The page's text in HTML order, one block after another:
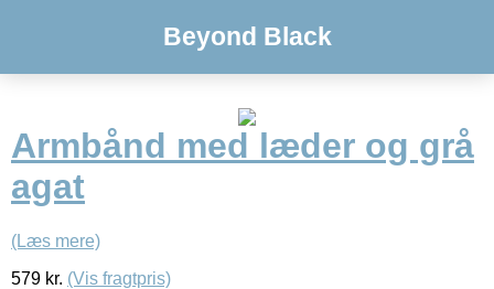
Beyond Black
Armbånd med læder og grå
agat
(Læs mere)
579 kr. (Vis fragtpris)